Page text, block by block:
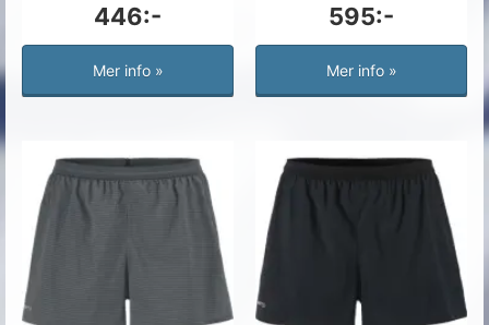
446:-
Mer info »
595:-
Mer info »